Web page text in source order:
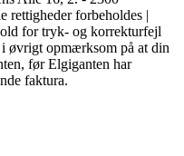
rettigheder forbeholdes |
for tryk- og korrekturfejl
øvrigt opmærksom på at din
før Elgiganten har
faktura.